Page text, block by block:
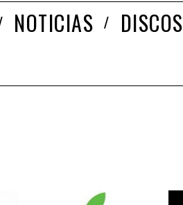
NOTICIAS DISCOS